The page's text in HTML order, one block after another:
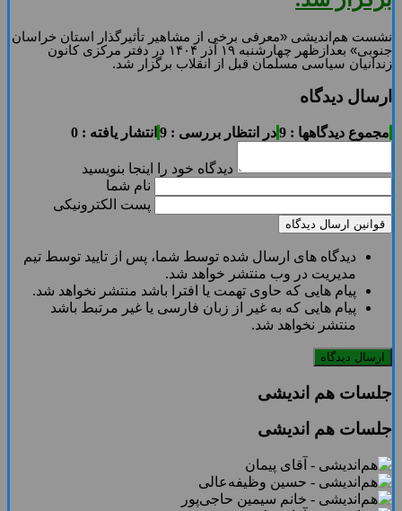
نشست هم‌اندیشی «معرفی برخی از مشاهیر تأثیرگذار استان خراسان
جنوبی» بعدازظهر چهارشنبه ۱۹ آذر ۱۴۰۴ در دفتر مرکزی کانون
زندانیان سیاسی مسلمان قبل از انقلاب برگزار شد.
ارسال دیدگاه
مجموع دیدگاهها : 9 در انتظار بررسی : 9 انتشار یافته : 0
دیدگاه خود را اینجا بنویسید
نام شما
پست الکترونیکی
قوانین ارسال دیدگاه
دیدگاه های ارسال شده توسط شما، پس از تایید توسط تیم
مدیریت در وب منتشر خواهد شد.
پیام هایی که حاوی تهمت یا افترا باشد منتشر نخواهد شد.
پیام هایی که به غیر از زبان فارسی یا غیر مرتبط باشد
منتشر نخواهد شد.
جلسات هم اندیشی
جلسات هم اندیشی